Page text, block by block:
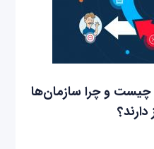
و چرا سازمان‌ها
دارند؟